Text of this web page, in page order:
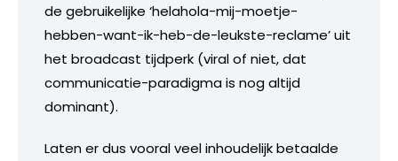
de gebruikelijke ‘helahola-mij-moetje-
hebben-want-ik-heb-de-leukste-reclame’ uit
het broadcast tijdperk (viral of niet, dat
communicatie-paradigma is nog altijd
dominant).
Laten er dus vooral veel inhoudelijk betaalde